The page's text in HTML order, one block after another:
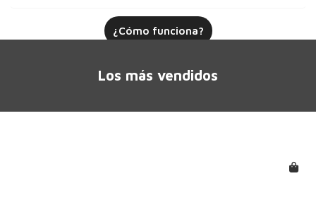
¿Cómo funciona?
Los más vendidos